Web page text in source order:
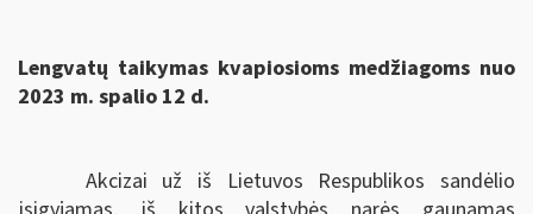
Lengvatų taikymas kvapiosioms medžiagoms nuo
2023 m. spalio 12 d.
Akcizai už iš Lietuvos Respublikos sandėlio